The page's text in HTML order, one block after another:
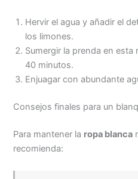
Hervir el agua y añadir el
los limones.
Sumergir la prenda en
40 minutos.
Enjuagar con abundante
Consejos finales para un
Para mantener la ropa blanca
recomienda: